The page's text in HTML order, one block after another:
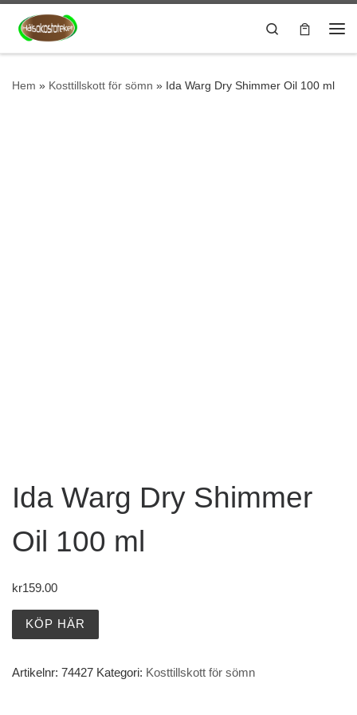
Hoppa till innehåll
Search
Hem » Kosttillskott för sömn » Ida Warg Dry Shimmer Oil 100 ml
Ida Warg Dry Shimmer
Oil 100 ml
kr159.00
KÖP HÄR
Artikelnr: 74427 Kategori: Kosttillskott för sömn